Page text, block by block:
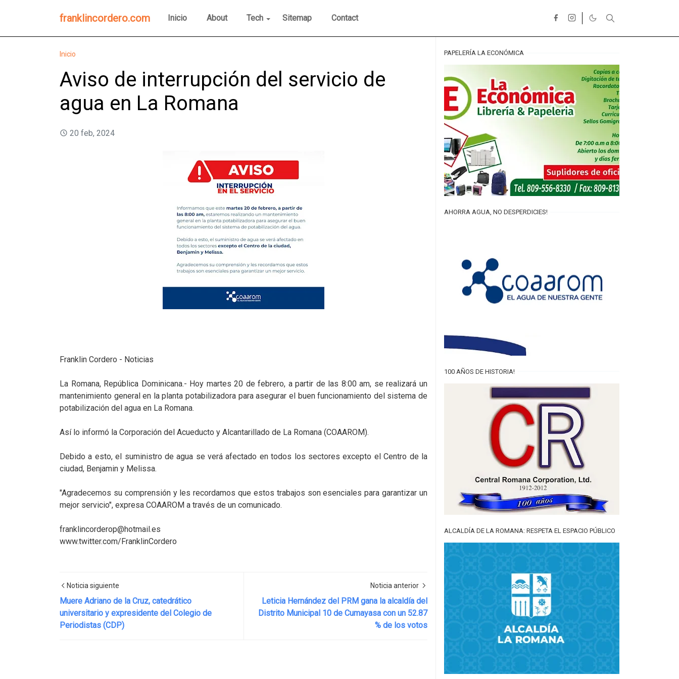
franklincordero.com Inicio About Tech Sitemap Contact
Inicio
Aviso de interrupción del servicio de
agua en La Romana
20 feb, 2024
Franklin Cordero - Noticias
La Romana, República Dominicana.- Hoy martes 20 de febrero, a partir de las 8:00 am, se realizará un
mantenimiento general en la planta potabilizadora para asegurar el buen funcionamiento del sistema de
potabilización del agua en La Romana.
Así lo informó la Corporación del Acueducto y Alcantarillado de La Romana (COAAROM).
Debido a esto, el suministro de agua se verá afectado en todos los sectores excepto el Centro de la
ciudad, Benjamin y Melissa.
"Agradecemos su comprensión y les recordamos que estos trabajos son esenciales para garantizar un
mejor servicio", expresa COAAROM a través de un comunicado.
franklincorderop@hotmail.es
www.twitter.com/FranklinCordero
Noticia siguiente
Muere Adriano de la Cruz, catedrático
universitario y expresidente del Colegio de
Periodistas (CDP)
Noticia anterior
Leticia Hernández del PRM gana la alcaldía del
Distrito Municipal 10 de Cumayasa con un 52.87
% de los votos
PAPELERÍA LA ECONÓMICA
AHORRA AGUA, NO DESPERDICIES!
100 AÑOS DE HISTORIA!
ALCALDÍA DE LA ROMANA: RESPETA EL ESPACIO PÚBLICO